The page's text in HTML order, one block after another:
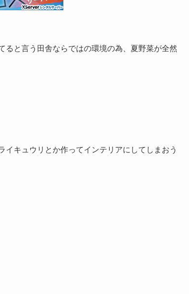
ると言う田舎ならではの環境の為、夏野菜が全然
キュウリとか作ってインテリアにしてしまおう